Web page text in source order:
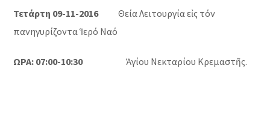
Τετάρτη 09-11-2016Θεία Λειτουργία εἰς τόν
πανηγυρίζοντα Ἱερό Ναό
ΩΡΑ: 07:00-10:30Ἁγίου Νεκταρίου Κρεμαστῆς.